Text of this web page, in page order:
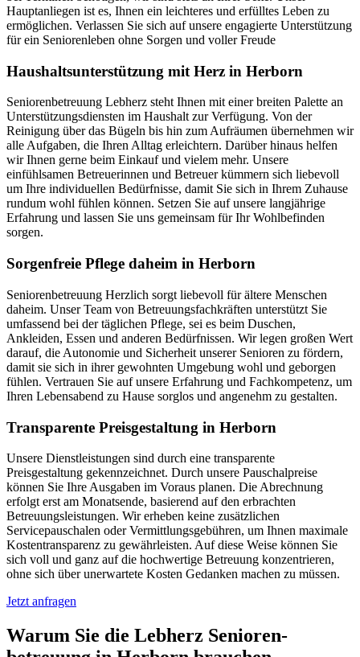
Hauptanliegen ist es, Ihnen ein leichteres und erfülltes Leben zu
ermöglichen. Verlassen Sie sich auf unsere engagierte Unterstützung
für ein Seniorenleben ohne Sorgen und voller Freude
Haushalts­unterstützung mit Herz in Herborn
Seniorenbetreuung Lebherz steht Ihnen mit einer breiten Palette an
Unterstützungsdiensten im Haushalt zur Verfügung. Von der
Reinigung über das Bügeln bis hin zum Aufräumen übernehmen wir
alle Aufgaben, die Ihren Alltag erleichtern. Darüber hinaus helfen
wir Ihnen gerne beim Einkauf und vielem mehr. Unsere
einfühlsamen Betreuerinnen und Betreuer kümmern sich liebevoll
um Ihre individuellen Bedürfnisse, damit Sie sich in Ihrem Zuhause
rundum wohl fühlen können. Setzen Sie auf unsere langjährige
Erfahrung und lassen Sie uns gemeinsam für Ihr Wohlbefinden
sorgen.
Sorgenfreie Pflege daheim in Herborn
Seniorenbetreuung Herzlich sorgt liebevoll für ältere Menschen
daheim. Unser Team von Betreuungsfachkräften unterstützt Sie
umfassend bei der täglichen Pflege, sei es beim Duschen,
Ankleiden, Essen und anderen Bedürfnissen. Wir legen großen Wert
darauf, die Autonomie und Sicherheit unserer Senioren zu fördern,
damit sie sich in ihrer gewohnten Umgebung wohl und geborgen
fühlen. Vertrauen Sie auf unsere Erfahrung und Fachkompetenz, um
Ihren Lebensabend zu Hause sorglos und angenehm zu gestalten.
Transparente Preisgestaltung in Herborn
Unsere Dienstleistungen sind durch eine transparente
Preisgestaltung gekennzeichnet. Durch unsere Pauschalpreise
können Sie Ihre Ausgaben im Voraus planen. Die Abrechnung
erfolgt erst am Monatsende, basierend auf den erbrachten
Betreuungsleistungen. Wir erheben keine zusätzlichen
Servicepauschalen oder Vermittlungsgebühren, um Ihnen maximale
Kostentransparenz zu gewährleisten. Auf diese Weise können Sie
sich voll und ganz auf die hochwertige Betreuung konzentrieren,
ohne sich über unerwartete Kosten Gedanken machen zu müssen.
Jetzt anfragen
Warum Sie die Lebherz Senioren­